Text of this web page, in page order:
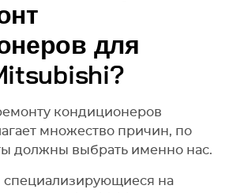
для
кондиционеров
множество причин, по
должны выбрать именно нас.
специализирующиеся на